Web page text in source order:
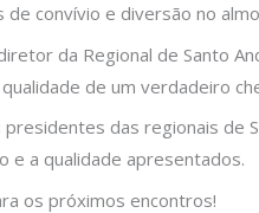
convívio e diversão no
da Regional de Santo
de um verdadeiro
das regionais de
e a qualidade apresentados.
os próximos encontros!